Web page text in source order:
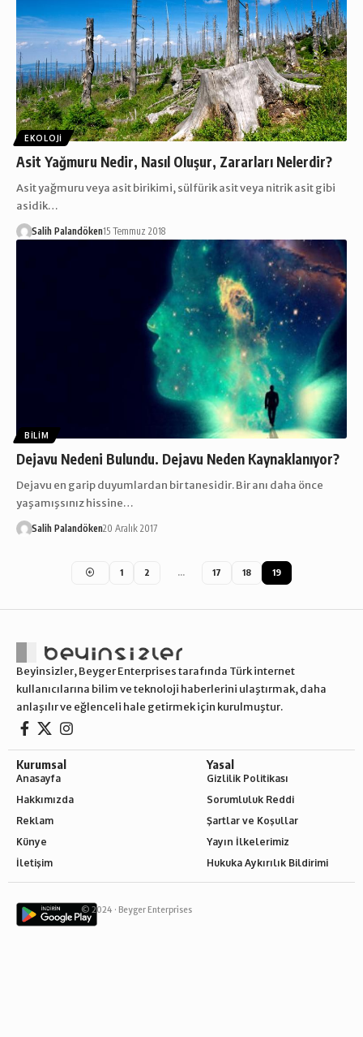
EKOLOJI
Asit Yağmuru Nedir, Nasıl Oluşur, Zararları Nelerdir?
Asit yağmuru veya asit birikimi, sülfürik asit veya nitrik asit gibi
asidik…
Salih Palandöken15 Temmuz 2018
BILIM
Dejavu Nedeni Bulundu. Dejavu Neden Kaynaklanıyor?
Dejavu en garip duyumlardan bir tanesidir. Bir anı daha önce
yaşamışsınız hissine…
Salih Palandöken20 Aralık 2017
1 2 … 17 18 19
Beyinsizler, Beyger Enterprises tarafında Türk internet
kullanıcılarına bilim ve teknoloji haberlerini ulaştırmak, daha
anlaşılır ve eğlenceli hale getirmek için kurulmuştur.
Kurumsal
Anasayfa
Hakkımızda
Reklam
Künye
İletişim
Yasal
Gizlilik Politikası
Sorumluluk Reddi
Şartlar ve Koşullar
Yayın İlkelerimiz
Hukuka Aykırılık Bildirimi
© 2024 · Beyger Enterprises